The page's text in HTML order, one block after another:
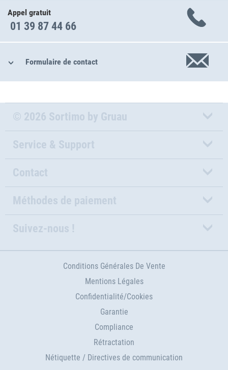
Appel gratuit
01 39 87 44 66
Formulaire de contact
© 2026 Sortimo by Gruau
Service & Support
Contact
Méthodes de paiement
Suivez-nous !
Conditions Générales De Vente
Mentions Légales
Confidentialité/Cookies
Garantie
Compliance
Rétractation
Nétiquette / Directives de communication